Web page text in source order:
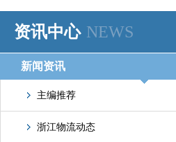
资讯中心 NEWS
新闻资讯
主编推荐
浙江物流动态